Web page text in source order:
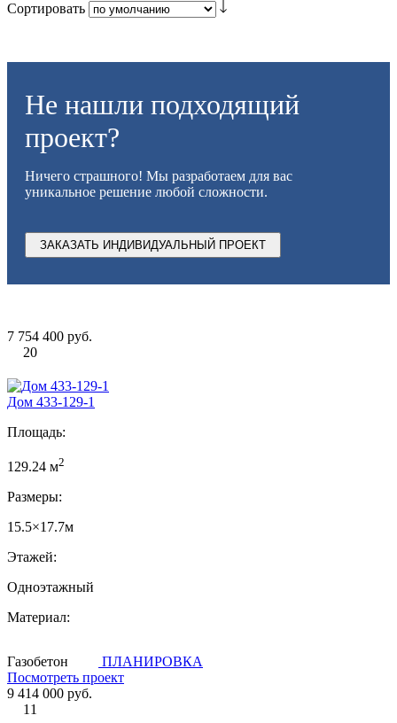
Сортировать
Не нашли подходящий
проект?
Ничего страшного! Мы разработаем для вас
уникальное решение любой сложности.
ЗАКАЗАТЬ ИНДИВИДУАЛЬНЫЙ ПРОЕКТ
7 754 400 руб.
20
Дом 433-129-1
Площадь:
129.24 м2
Размеры:
15.5×17.7м
Этажей:
Одноэтажный
Материал:
Газобетон
ПЛАНИРОВКА
Посмотреть проект
9 414 000 руб.
11